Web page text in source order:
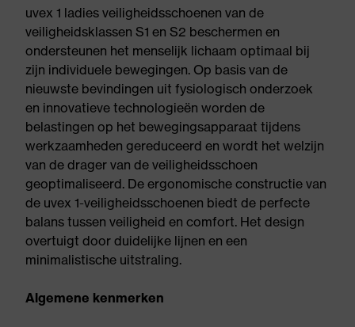
uvex 1 ladies veiligheidsschoenen van de
veiligheidsklassen S1 en S2 beschermen en
ondersteunen het menselijk lichaam optimaal bij
zijn individuele bewegingen. Op basis van de
nieuwste bevindingen uit fysiologisch onderzoek
en innovatieve technologieën worden de
belastingen op het bewegingsapparaat tijdens
werkzaamheden gereduceerd en wordt het welzijn
van de drager van de veiligheidsschoen
geoptimaliseerd. De ergonomische constructie van
de uvex 1-veiligheidsschoenen biedt de perfecte
balans tussen veiligheid en comfort. Het design
overtuigt door duidelijke lijnen en een
minimalistische uitstraling.
Algemene kenmerken